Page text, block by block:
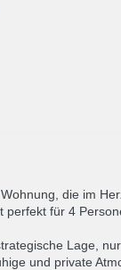
die im
perfekt für 4
Lage,
und private